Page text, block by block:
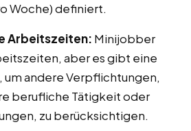
Woche) definiert.
Arbeitszeiten: Minijobber
aber es gibt eine
andere Verpflichtungen,
berufliche Tätigkeit oder
zu berücksichtigen.